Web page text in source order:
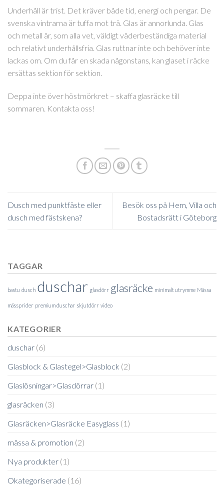
Underhåll är trist. Det kräver både tid, energi och pengar. De
svenska vintrarna är tuffa mot trä. Glas är annorlunda. Glas
och metall är, som alla vet, väldigt väderbeständiga material
och relativt underhållsfria. Glas ruttnar inte och behöver inte
lackas om. Om du får en skada någonstans, kan glaset i räcke
ersättas sektion för sektion.
Deppa inte över höstmörkret – skaffa glasräcke till
sommaren. Kontakta oss!
Dusch med punktfäste eller
dusch med fästskena?
Besök oss på Hem, Villa och
Bostadsrätt i Göteborg
TAGGAR
bastu dusch duschar glasdörr glasräcke minimalt utrymme Mässa
mässprider premium duschar skjutdörr video
KATEGORIER
duschar (6)
Glasblock & Glastegel>Glasblock (2)
Glaslösningar>Glasdörrar (1)
glasräcken (3)
Glasräcken>Glasräcke Easyglass (1)
mässa & promotion (2)
Nya produkter (1)
Okategoriserade (16)